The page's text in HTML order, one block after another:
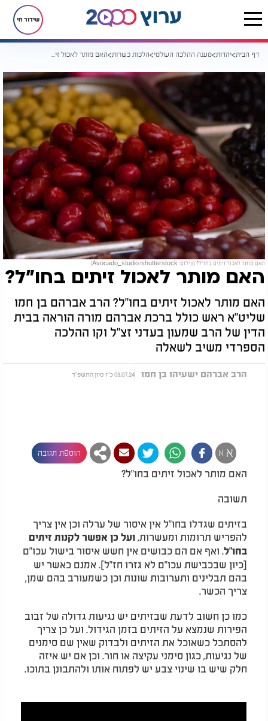
שידור חי
דף הבית יהדות מענה ההלכה העולמי הלכות כשרות האם מותר לאכול זיתים בחו"ל?
האם מותר לאכול זיתים בחו"ל? (צילום: Avocado_studio/shutterstock)
האם מותר לאכול זיתים בחו"ל?
האם מותר לאכול זיתים בחו"ל? הרב אברהם בן חמו
שליט"א ראש כולל ברכת אברהם מורה הוראה בבית
הדין של הרב שמעון בעדני זצ"ל וקו ההלכה
הספרדי משיב לשאלה
הרב אברהם ישעיהו בן חמו 03.07.24 כ"ז סיון התשפ"ד
א א הוספת תגובה
האם מותר לאכול זיתים בחו"ל?
תשובה
בזיתים שגדלו בחו"ל אין איסור של ערלה וכן אין צריך
להפריש תרומות ומעשרות,ועל כן אפשר לקנות זיתים
בחו"ל. ואף אם הם כבושים אין חשש איסור בישול עכו"ם
[כיון שבכבישת עכו"ם לא גזרו חז"ל]. אמנם כאשר יש
בהם תבלינים ותערובות שונות וכן כשמעורב בהם שמן,
צריך הכשר.
כמו כן חשוב לדעת שבזיתים יש נגיעות גדולה של זבוב
הפירות שנמצא על הזיתים בזמן הגידול. ועל כן צריך
להסתכל כשאוכל את הזיתים ולבדוק שאין שם סימנים
של נגיעות, כגון סימני עקיצה או חור. וכן אם יש איזה
חלק שיש בו שינוי צבע יש לפתוח אותו ולהתבונן בתוכו.